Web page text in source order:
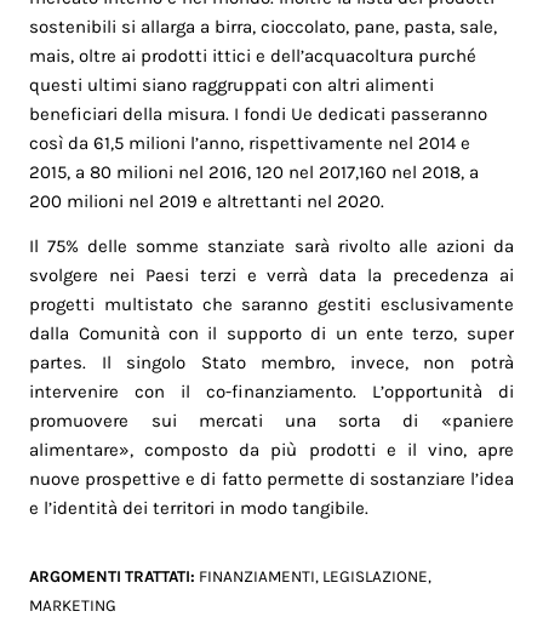
sostenibili si allarga a birra, cioccolato, pane, pasta, sale,
mais, oltre ai prodotti ittici e dell’acquacoltura purché
questi ultimi siano raggruppati con altri alimenti
beneficiari della misura. I fondi Ue dedicati passeranno
così da 61,5 milioni l’anno, rispettivamente nel 2014 e
2015, a 80 milioni nel 2016, 120 nel 2017,160 nel 2018, a
200 milioni nel 2019 e altrettanti nel 2020.
Il 75% delle somme stanziate sarà rivolto alle azioni da
svolgere nei Paesi terzi e verrà data la precedenza ai
progetti multistato che saranno gestiti esclusivamente
dalla Comunità con il supporto di un ente terzo, super
partes. Il singolo Stato membro, invece, non potrà
intervenire con il co-finanziamento. L’opportunità di
promuovere sui mercati una sorta di «paniere
alimentare», composto da più prodotti e il vino, apre
nuove prospettive e di fatto permette di sostanziare l’idea
e l’identità dei territori in modo tangibile.
ARGOMENTI TRATTATI: FINANZIAMENTI, LEGISLAZIONE,
MARKETING